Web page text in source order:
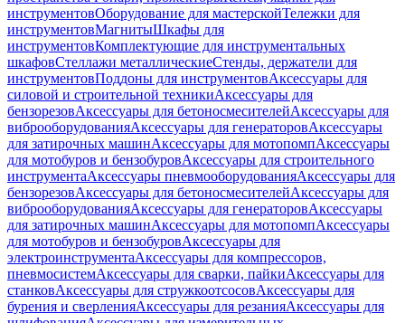
инструментовОборудование для мастерскойТележки для
инструментовМагнитыШкафы для
инструментовКомплектующие для инструментальных
шкафовСтеллажи металлическиеСтенды, держатели для
инструментовПоддоны для инструментовАксессуары для
силовой и строительной техникиАксессуары для
бензорезовАксессуары для бетоносмесителейАксессуары для
виброоборудованияАксессуары для генераторовАксессуары
для затирочных машинАксессуары для мотопомпАксессуары
для мотобуров и бензобуровАксессуары для строительного
инструментаАксессуары пневмооборудованияАксессуары для
бензорезовАксессуары для бетоносмесителейАксессуары для
виброоборудованияАксессуары для генераторовАксессуары
для затирочных машинАксессуары для мотопомпАксессуары
для мотобуров и бензобуровАксессуары для
электроинструментаАксессуары для компрессоров,
пневмосистемАксессуары для сварки, пайкиАксессуары для
станковАксессуары для стружкоотсосовАксессуары для
бурения и сверленияАксессуары для резанияАксессуары для